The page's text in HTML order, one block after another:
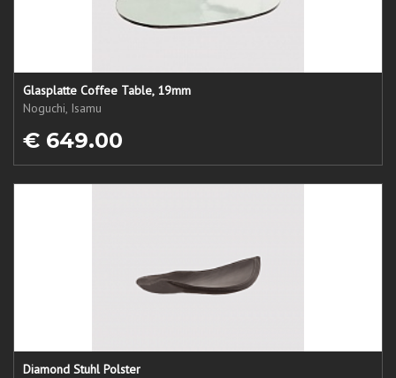
Glasplatte Coffee Table, 19mm
Noguchi, Isamu
€ 649.00
Diamond Stuhl Polster